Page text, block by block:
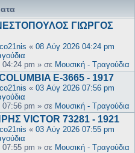
ΓΙΩΡΓΟΣ
« 08 Αύγ 2026 04:24 pm
pm » σε Μουσική - Τραγούδια
E-3665 - 1917
« 03 Αύγ 2026 07:56 pm
pm » σε Μουσική - Τραγούδια
VICTOR 73281 - 1921
« 03 Αύγ 2026 07:55 pm
pm » σε Μουσική - Τραγούδια